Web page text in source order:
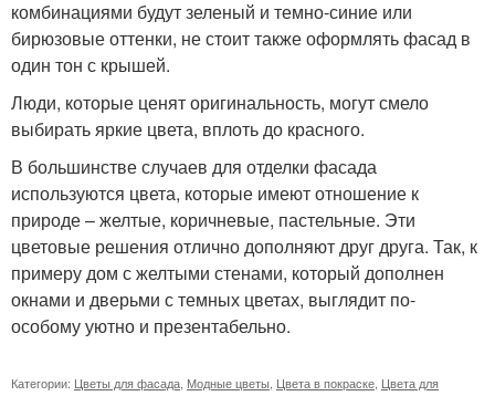
комбинациями будут зеленый и темно-синие или
бирюзовые оттенки, не стоит также оформлять фасад в
один тон с крышей.
Люди, которые ценят оригинальность, могут смело
выбирать яркие цвета, вплоть до красного.
В большинстве случаев для отделки фасада
используются цвета, которые имеют отношение к
природе – желтые, коричневые, пастельные. Эти
цветовые решения отлично дополняют друг друга. Так, к
примеру дом с желтыми стенами, который дополнен
окнами и дверьми с темных цветах, выглядит по-
особому уютно и презентабельно.
Категории: Цветы для фасада Модные цветы Цвета в покраске Цвета для